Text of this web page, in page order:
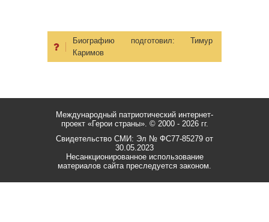
Биографию подготовил: Тимур
Каримов
Международный патриотический интернет-
проект «Герои страны». © 2000 - 2026 гг.
Свидетельство СМИ: Эл № ФС77-85279 от
30.05.2023
Несанкционированное использование
материалов сайта преследуется законом.